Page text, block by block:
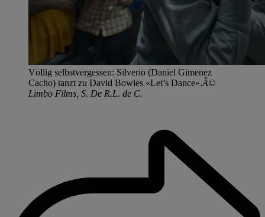
Völlig selbstvergessen: Silverio (Daniel Gimenez
Cacho) tanzt zu David Bowies «Let’s Dance».Â©
Limbo Films, S. De R.L. de C.